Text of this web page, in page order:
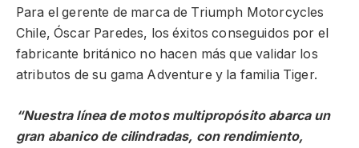
Para el gerente de marca de Triumph Motorcycles
Chile, Óscar Paredes, los éxitos conseguidos por el
fabricante británico no hacen más que validar los
atributos de su gama Adventure y la familia Tiger.
“Nuestra línea de motos multipropósito abarca un
gran abanico de cilindradas, con rendimiento,